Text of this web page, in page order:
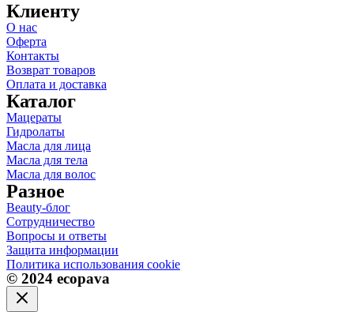
Клиенту
О нас
Оферта
Контакты
Возврат товаров
Оплата и доставка
Каталог
Мацераты
Гидролаты
Масла для лица
Масла для тела
Масла для волос
Разное
Beauty-блог
Сотрудничество
Вопросы и ответы
Защита информации
Политика использования cookie
© 2024 ecopava